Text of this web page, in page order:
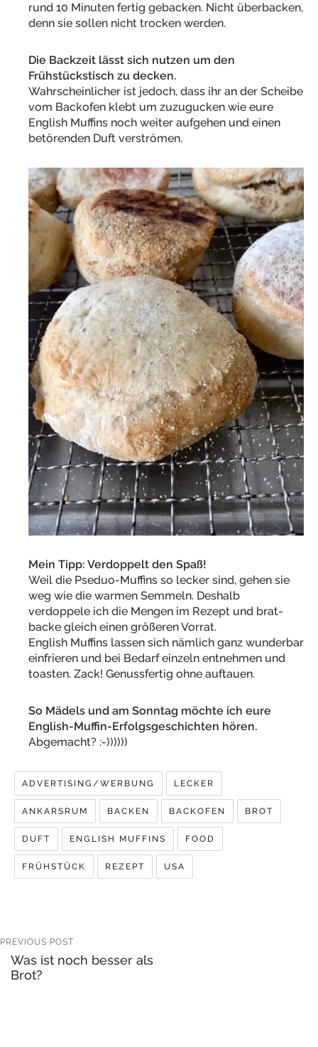
rund 10 Minuten fertig gebacken. Nicht überbacken,
denn sie sollen nicht trocken werden.
Die Backzeit lässt sich nutzen um den
Frühstückstisch zu decken.
Wahrscheinlicher ist jedoch, dass ihr an der Scheibe
vom Backofen klebt um zuzugucken wie eure
English Muffins noch weiter aufgehen und einen
betörenden Duft verströmen.
Mein Tipp: Verdoppelt den Spaß!
Weil die Pseduo-Muffins so lecker sind, gehen sie
weg wie die warmen Semmeln. Deshalb
verdoppele ich die Mengen im Rezept und brat-
backe gleich einen größeren Vorrat.
English Muffins lassen sich nämlich ganz wunderbar
einfrieren und bei Bedarf einzeln entnehmen und
toasten. Zack! Genussfertig ohne auftauen.
So Mädels und am Sonntag möchte ich eure
English-Muffin-Erfolgsgeschichten hören.
Abgemacht? :-))))))
ADVERTISING/WERBUNG LECKER
ANKARSRUM BACKEN BACKOFEN BROT
DUFT ENGLISH MUFFINS FOOD
FRÜHSTÜCK REZEPT USA
PREVIOUS POST
Was ist noch besser als
Brot?